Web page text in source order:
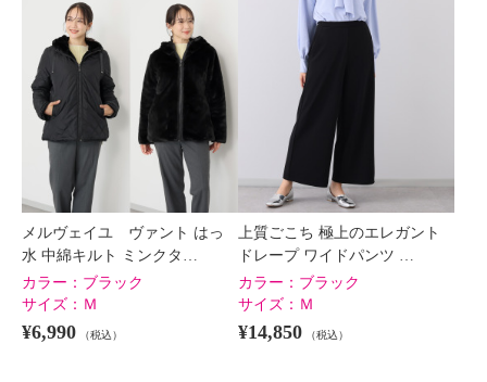
メルヴェイユ ヴァント はっ
水 中綿キルト ミンクタ…
カラー： ブラック
サイズ： Ｍ
¥6,990 （税込）
上質ごこち 極上のエレガント
ドレープ ワイドパンツ …
カラー： ブラック
サイズ： Ｍ
¥14,850 （税込）